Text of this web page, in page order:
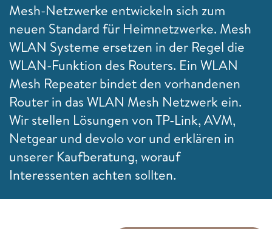
Mesh-Netzwerke entwickeln sich zum
neuen Standard für Heimnetzwerke. Mesh
WLAN Systeme ersetzen in der Regel die
WLAN-Funktion des Routers. Ein WLAN
Mesh Repeater bindet den vorhandenen
Router in das WLAN Mesh Netzwerk ein.
Wir stellen Lösungen von TP-Link, AVM,
Netgear und devolo vor und erklären in
unserer Kaufberatung, worauf
Interessenten achten sollten.